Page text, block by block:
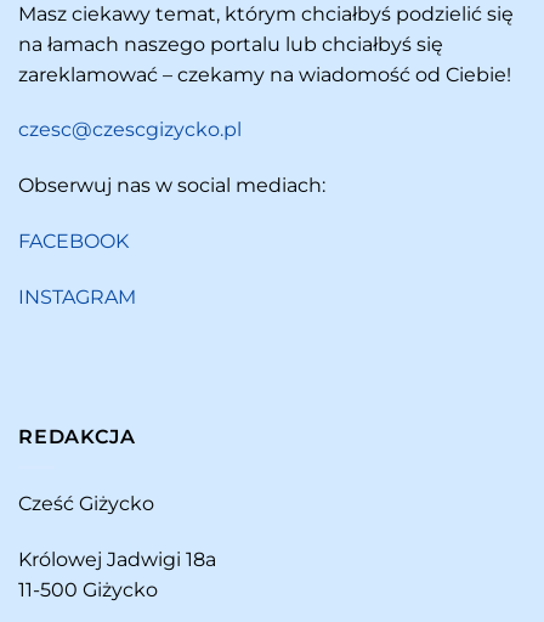
Masz ciekawy temat, którym chciałbyś podzielić się
na łamach naszego portalu lub chciałbyś się
zareklamować – czekamy na wiadomość od Ciebie!
czesc@czescgizycko.pl
Obserwuj nas w social mediach:
FACEBOOK
INSTAGRAM
REDAKCJA
Cześć Giżycko
Królowej Jadwigi 18a
11-500 Giżycko